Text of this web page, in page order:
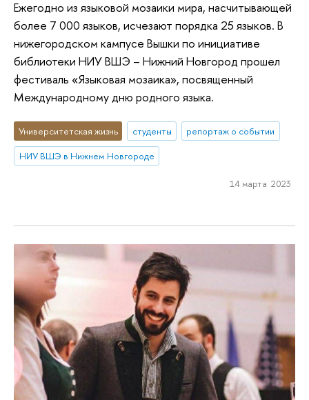
Ежегодно из языковой мозаики мира, насчитывающей
более 7 000 языков, исчезают порядка 25 языков. В
нижегородском кампусе Вышки по инициативе
библиотеки НИУ ВШЭ – Нижний Новгород прошел
фестиваль «Языковая мозаика», посвященный
Международному дню родного языка.
Университетская жизнь студенты
репортаж о событии
НИУ ВШЭ в Нижнем Новгороде
14 марта 2023